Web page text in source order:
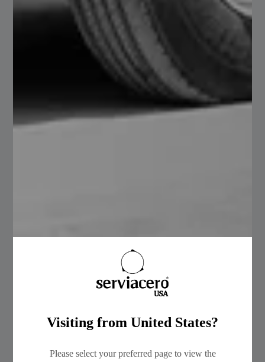
Visiting from United States?
Please select your preferred page to view the